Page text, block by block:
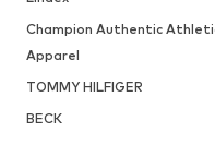
Champion Authentic
Apparel
TOMMY HILFIGER
BECK